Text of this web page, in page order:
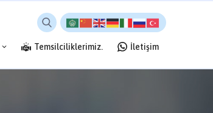
Temsilciliklerimiz. İletişim